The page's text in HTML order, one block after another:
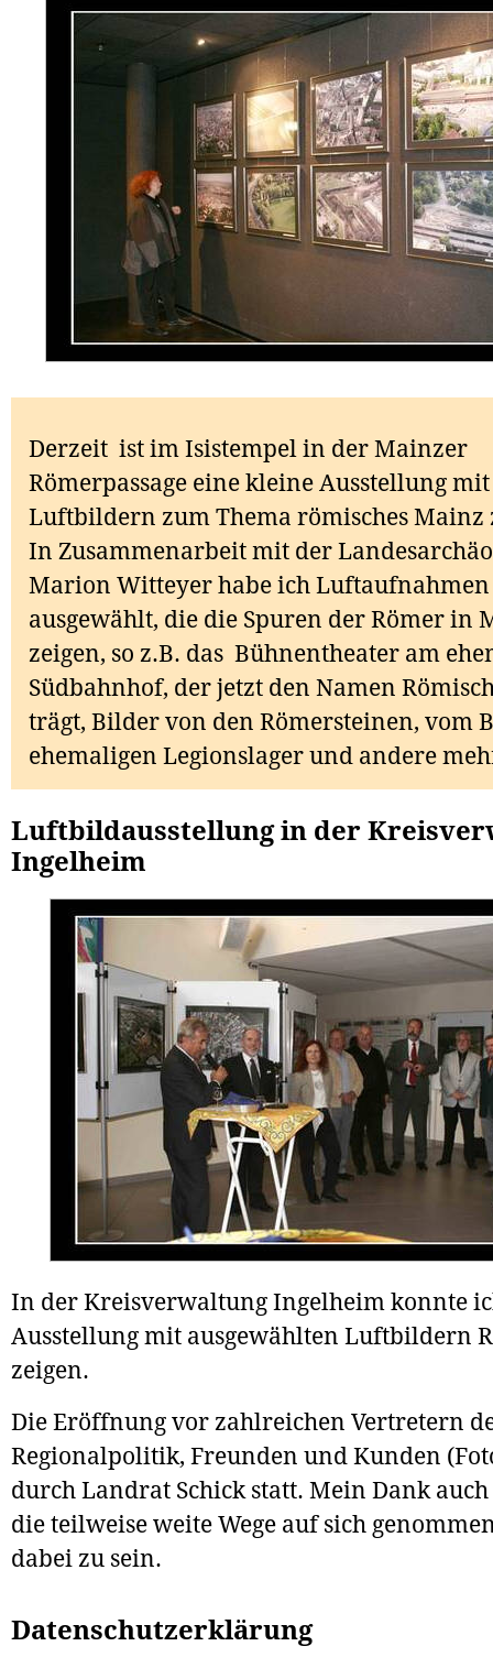
Derzeit ist im Isistempel in der Mainzer
Römerpassage eine kleine Ausstellung mit
Luftbildern zum Thema römisches Mainz
In Zusammenarbeit mit der
Marion Witteyer habe ich Luftaufnahmen
ausgewählt, die die Spuren der Römer in
zeigen, so z.B. das Bühnentheater am
Südbahnhof, der jetzt den Namen
trägt, Bilder von den Römersteinen, vom
ehemaligen Legionslager und andere
Luftbildausstellung in der
Ingelheim
In der Kreisverwaltung Ingelheim konnte
Ausstellung mit ausgewählten Luftbildern
zeigen.
Die Eröffnung vor zahlreichen Vertretern
Regionalpolitik, Freunden und Kunden
durch Landrat Schick statt. Mein Dank
die teilweise weite Wege auf sich
dabei zu sein.
Datenschutzerklärung